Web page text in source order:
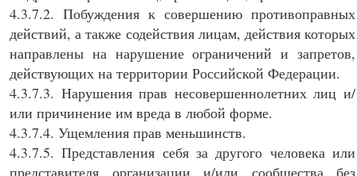
4.3.7.2. Побуждения к совершению противоправных
действий, а также содействия лицам, действия которых
направлены на нарушение ограничений и запретов,
действующих на территории Российской Федерации.
4.3.7.3. Нарушения прав несовершеннолетних лиц и/
или причинение им вреда в любой форме.
4.3.7.4. Ущемления прав меньшинств.
4.3.7.5. Представления себя за другого человека или
представителя организации и/или сообщества без